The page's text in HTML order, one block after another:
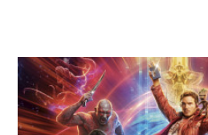
James
Gunn
zachwycony
wiralowym